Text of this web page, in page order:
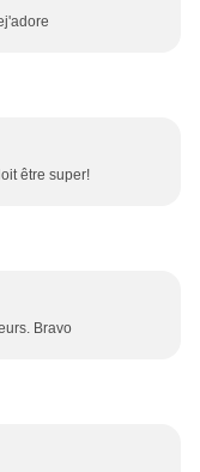
être super!
Bravo